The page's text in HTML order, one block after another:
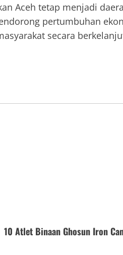
Aceh tetap menjadi
pertumbuhan
secara
10 Atlet Binaan Ghosun Iron